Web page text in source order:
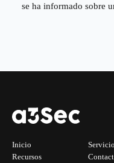
se ha informado sobre
Inicio
Recursos